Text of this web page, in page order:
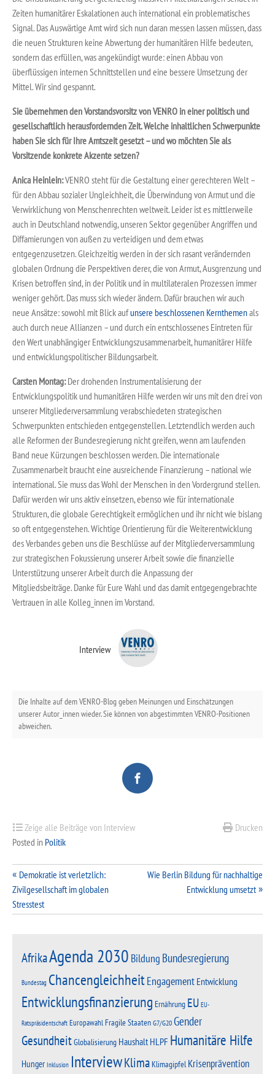
Zeiten humanitärer Eskalationen auch international ein problematisches
Signal. Das Auswärtige Amt wird sich nun daran messen lassen müssen, dass
die neuen Strukturen keine Abwertung der humanitären Hilfe bedeuten,
sondern das erfüllen, was angekündigt wurde: einen Abbau von
überflüssigen internen Schnittstellen und eine bessere Umsetzung der
Mittel. Wir sind gespannt.
Sie übernehmen den Vorstandsvorsitz von VENRO in einer politisch und
gesellschaftlich herausfordernden Zeit. Welche inhaltlichen Schwerpunkte
haben Sie sich für Ihre Amtszeit gesetzt – und wo möchten Sie als
Vorsitzende konkrete Akzente setzen?
Anica Heinlein:VENRO steht für die Gestaltung einer gerechteren Welt –
für den Abbau sozialer Ungleichheit, die Überwindung von Armut und die
Verwirklichung von Menschenrechten weltweit. Leider ist es mittlerweile
auch in Deutschland notwendig, unseren Sektor gegenüber Angriffen und
Diffamierungen von außen zu verteidigen und dem etwas
entgegenzusetzen. Gleichzeitig werden in der sich rasant verändernden
globalen Ordnung die Perspektiven derer, die von Armut, Ausgrenzung und
Krisen betroffen sind, in der Politik und in multilateralen Prozessen immer
weniger gehört. Das muss sich wieder ändern. Dafür brauchen wir auch
neue Ansätze: sowohl mit Blick aufunsere beschlossenen Kernthemenals
auch durch neue Allianzen – und durch ein entschlossenes Eintreten für
den Wert unabhängiger Entwicklungszusammenarbeit, humanitärer Hilfe
und entwicklungspolitischer Bildungsarbeit.
Carsten Montag:Der drohenden Instrumentalisierung der
Entwicklungspolitik und humanitären Hilfe werden wir uns mit den drei von
unserer Mitgliederversammlung verabschiedeten strategischen
Schwerpunkten entschieden entgegenstellen. Letztendlich werden auch
alle Reformen der Bundesregierung nicht greifen, wenn am laufenden
Band neue Kürzungen beschlossen werden. Die internationale
Zusammenarbeit braucht eine ausreichende Finanzierung – national wie
international. Sie muss das Wohl der Menschen in den Vordergrund stellen.
Dafür werden wir uns aktiv einsetzen, ebenso wie für internationale
Strukturen, die globale Gerechtigkeit ermöglichen und ihr nicht wie bislang
so oft entgegenstehen. Wichtige Orientierung für die Weiterentwicklung
des Verbandes geben uns die Beschlüsse auf der Mitgliederversammlung
zur strategischen Fokussierung unserer Arbeit sowie die finanzielle
Unterstützung unserer Arbeit durch die Anpassung der
Mitgliedsbeiträge. Danke für Eure Wahl und das damit entgegengebrachte
Vertrauen in alle Kolleg_innen im Vorstand.
Interview
Die Inhalte auf dem VENRO-Blog geben Meinungen und Einschätzungen
unserer Autor_innen wieder. Sie können von abgestimmten VENRO-Positionen
abweichen.
Drucken
Zeige alle Beiträge von Interview
Posted in Politik
Beitragsnavigation
Demokratie ist verletzlich:
Zivilgesellschaft im globalen
Stresstest
Wie Berlin Bildung für nachhaltige
Entwicklung umsetzt
AfrikaAgenda 2030 Bildung Bundesregierung
Bundestag ChancengleichheitEngagement Entwicklung
Entwicklungsfinanzierung Ernährung EU EU-
Ratspräsidentschaft EuropawahlFragile StaatenG7/G20Gender
GesundheitGlobalisierung HaushaltHLPF Humanitäre Hilfe
Hunger Inklusion InterviewKlimaKlimagipfel Krisenprävention